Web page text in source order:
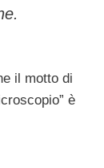
il motto di
è